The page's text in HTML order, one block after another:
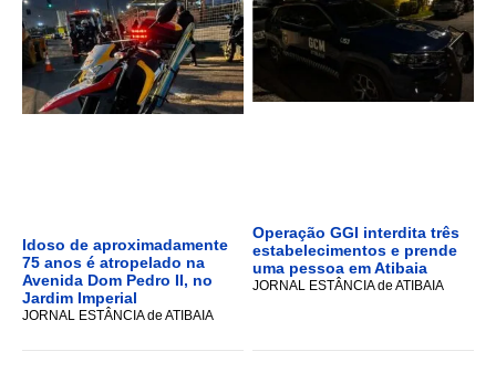
Idoso de aproximadamente
75 anos é atropelado na
Avenida Dom Pedro II, no
Jardim Imperial
JORNAL ESTÂNCIA de ATIBAIA
Operação GGI interdita três
estabelecimentos e prende
uma pessoa em Atibaia
JORNAL ESTÂNCIA de ATIBAIA